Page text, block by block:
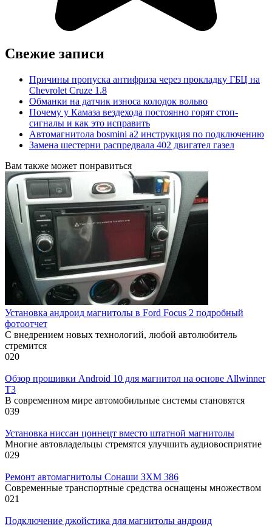
Свежие записи
Причины пропуска антифриза через прокладку ГБЦ на
Chevrolet Cruze 1.8
Обманки на датчик износа колодок вольво
Почему у Камаза вездехода постоянно горят стоп-
сигналы и как это исправить
Автомагнитола bosmini а2 инструкция по подключению
Замена шестерни распредвала 402 двигател газел
Вам также может понравиться
Установка андроид магнитолы в Ford Focus 2 подробный
фотоотчет
С внедрением новых технологий, любой автолюбитель
стремится
020
Обзор прошивки Android 10 для магнитол на основе Allwinner
T3
В современном мире автомобильные системы становятся
039
Установка ниссан цоннецт вместо штатной магнитолы
Многие автовладельцы стремятся улучшить аудиовосприятие
029
Ремонт автомагнитолы Сонаши ЗХМ 386
Современные транспортные средства оснащены множеством
021
Подключение джойстика для магнитолы андроид